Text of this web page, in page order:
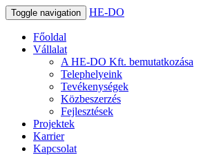
Toggle navigation HE-DO
Főoldal
Vállalat
A HE-DO Kft. bemutatkozása
Telephelyeink
Tevékenységek
Közbeszerzés
Fejlesztések
Projektek
Karrier
Kapcsolat